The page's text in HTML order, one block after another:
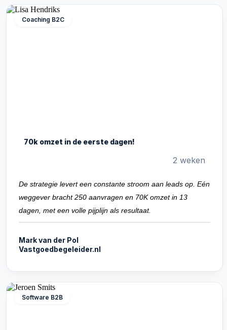
Coaching B2C
70k omzet in de eerste dagen!
2 weken
De strategie levert een constante stroom aan leads op. Eén
weggever bracht 250 aanvragen en 70K omzet in 13
dagen, met een volle pijplijn als resultaat.
Mark van der Pol
Vastgoedbegeleider.nl
Software B2B